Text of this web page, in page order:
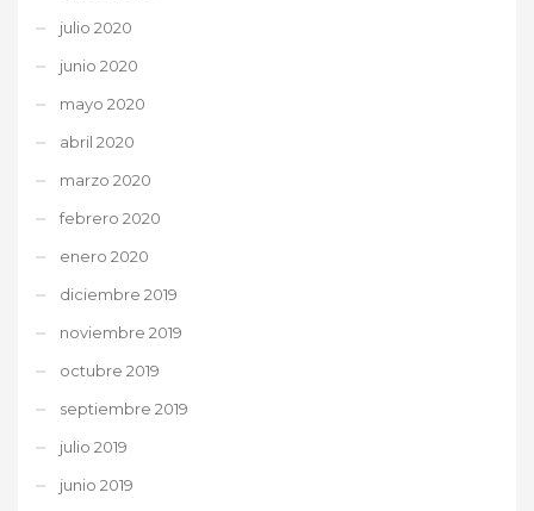
julio 2020
junio 2020
mayo 2020
abril 2020
marzo 2020
febrero 2020
enero 2020
diciembre 2019
noviembre 2019
octubre 2019
septiembre 2019
julio 2019
junio 2019